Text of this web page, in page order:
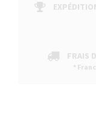
FRAIS
*